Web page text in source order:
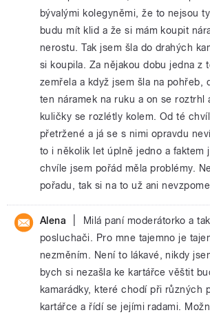
bývalými kolegyněmi, že to nejsou
budu mít klid a že si mám koupit
nerostu. Tak jsem šla do drahých
si koupila. Za nějakou dobu jedna z
zemřela a když jsem šla na pohřeb,
ten náramek na ruku a on se roztrhl
kuličky se rozlétly kolem. Od té
přetržené a já se s nimi opravdu
to i několik let úplně jedno a faktem
chvíle jsem pořád měla problémy.
pořadu, tak si na to už ani
Alena
Milá paní moderátorko a
posluchači. Pro mne tajemno je
nezměním. Není to lákavé, nikdy
bych si nezašla ke kartářce věštit
kamarádky, které chodí při různých
kartářce a řídí se jejími radami.